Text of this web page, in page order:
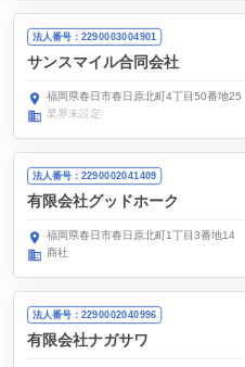
法人番号：2290003004901
サンスマイル合同会社
福岡県春日市春日原北町4丁目50番地25
業界未設定
法人番号：2290002041409
有限会社グッドホーク
福岡県春日市春日原北町1丁目3番地14
商社
法人番号：2290002040996
有限会社ナガサワ